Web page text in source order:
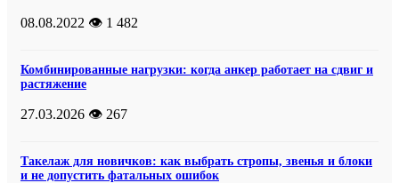
08.08.2022 👁️ 1 482
Комбинированные нагрузки: когда анкер работает на сдвиг и
растяжение
27.03.2026 👁️ 267
Такелаж для новичков: как выбрать стропы, звенья и блоки
и не допустить фатальных ошибок